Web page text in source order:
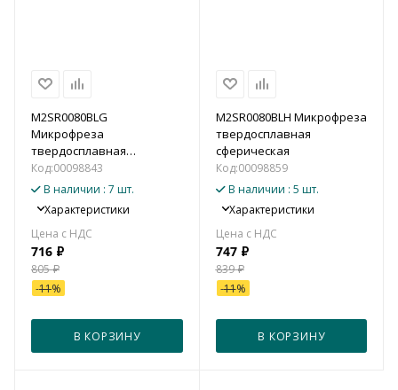
M2SR0080BLG
Микрофреза
твердосплавная
сферическая
Код:00098843
В наличии : 7 шт.
Характеристики
716 ₽
805₽
-11%
В КОРЗИНУ
M2SR0080BLH Микрофреза
твердосплавная
сферическая
Код:00098859
В наличии : 5 шт.
Характеристики
747₽
839₽
-11%
В КОРЗИНУ